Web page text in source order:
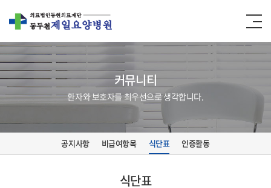
커뮤니티
환자와 보호자를 최우선으로 생각합니다.
공지사항 비급여항목 식단표 인증활동
식단표